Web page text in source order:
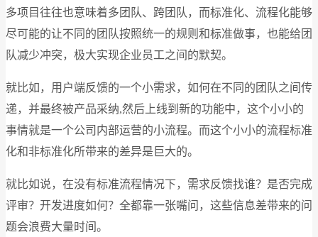
多项目往往也意味着多团队、跨团队，而标准化、流程化能够
尽可能的让不同的团队按照统一的规则和标准做事，也能给团
队减少冲突，极大实现企业员工之间的默契。
就比如，用户端反馈的一个小需求，如何在不同的团队之间传
递，并最终被产品采纳,然后上线到新的功能中，这个小小的
事情就是一个公司内部运营的小流程。而这个小小的流程标准
化和非标准化所带来的差异是巨大的。
就比如说，在没有标准流程情况下，需求反馈找谁？是否完成
评审？开发进度如何？全都靠一张嘴问，这些信息差带来的问
题会浪费大量时间。